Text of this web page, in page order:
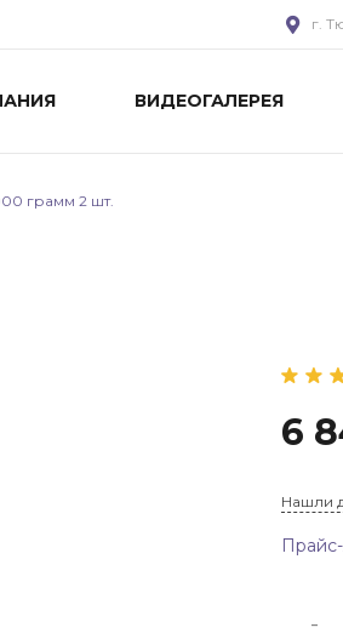
г.
ВИДЕОГАЛЕРЕЯ
грамм 2 шт.
6
Нашли
-